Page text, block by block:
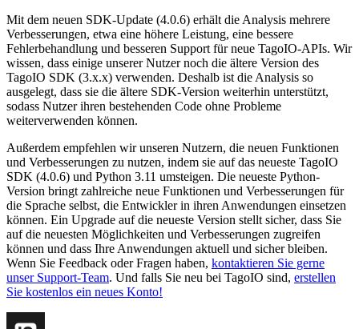
Mit dem neuen SDK-Update (4.0.6) erhält die Analysis mehrere
Verbesserungen, etwa eine höhere Leistung, eine bessere
Fehlerbehandlung und besseren Support für neue TagoIO-APIs. Wir
wissen, dass einige unserer Nutzer noch die ältere Version des
TagoIO SDK (3.x.x) verwenden. Deshalb ist die Analysis so
ausgelegt, dass sie die ältere SDK-Version weiterhin unterstützt,
sodass Nutzer ihren bestehenden Code ohne Probleme
weiterverwenden können.
Außerdem empfehlen wir unseren Nutzern, die neuen Funktionen
und Verbesserungen zu nutzen, indem sie auf das neueste TagoIO
SDK (4.0.6) und Python 3.11 umsteigen. Die neueste Python-
Version bringt zahlreiche neue Funktionen und Verbesserungen für
die Sprache selbst, die Entwickler in ihren Anwendungen einsetzen
können. Ein Upgrade auf die neueste Version stellt sicher, dass Sie
auf die neuesten Möglichkeiten und Verbesserungen zugreifen
können und dass Ihre Anwendungen aktuell und sicher bleiben.
Wenn Sie Feedback oder Fragen haben, kontaktieren Sie gerne
unser Support-Team. Und falls Sie neu bei TagoIO sind, erstellen
Sie kostenlos ein neues Konto!